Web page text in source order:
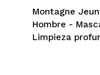
Montagne
Hombre -
Limpieza